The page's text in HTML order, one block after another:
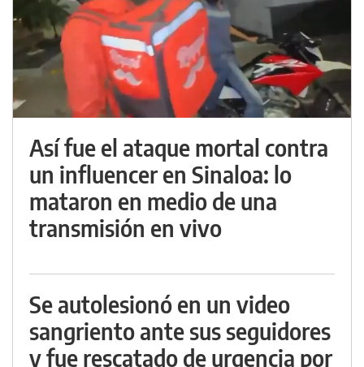
Así fue el ataque mortal contra
un influencer en Sinaloa: lo
mataron en medio de una
transmisión en vivo
Se autolesionó en un video
sangriento ante sus seguidores
y fue rescatado de urgencia por